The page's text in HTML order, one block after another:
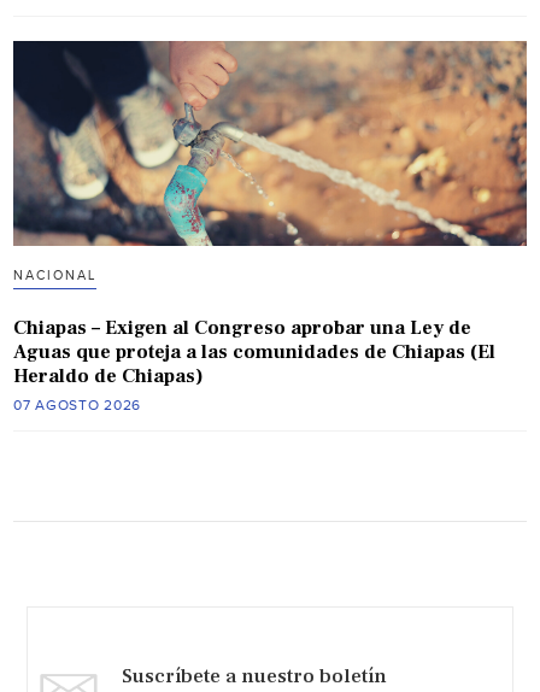
NACIONAL
Chiapas – Exigen al Congreso aprobar una Ley de
Aguas que proteja a las comunidades de Chiapas (El
Heraldo de Chiapas)
07 AGOSTO 2026
Suscríbete a nuestro boletín